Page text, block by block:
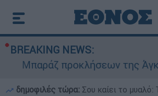
BREAKING NEWS:
Μπαράζ προκλήσεων της
δημοφιλές τώρα: Σου καίει το